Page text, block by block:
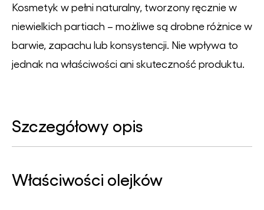
Kosmetyk w pełni naturalny, tworzony ręcznie w
niewielkich partiach – możliwe są drobne różnice w
barwie, zapachu lub konsystencji. Nie wpływa to
jednak na właściwości ani skuteczność produktu.
Szczegółowy opis
Właściwości olejków